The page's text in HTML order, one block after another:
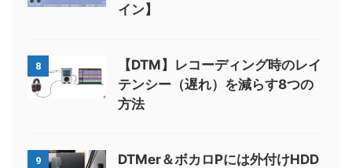
イン】
8
【DTM】レコーディング時のレイ
テンシー（遅れ）を減らす8つの
方法
9
DTMer＆ボカロPには外付けHDD